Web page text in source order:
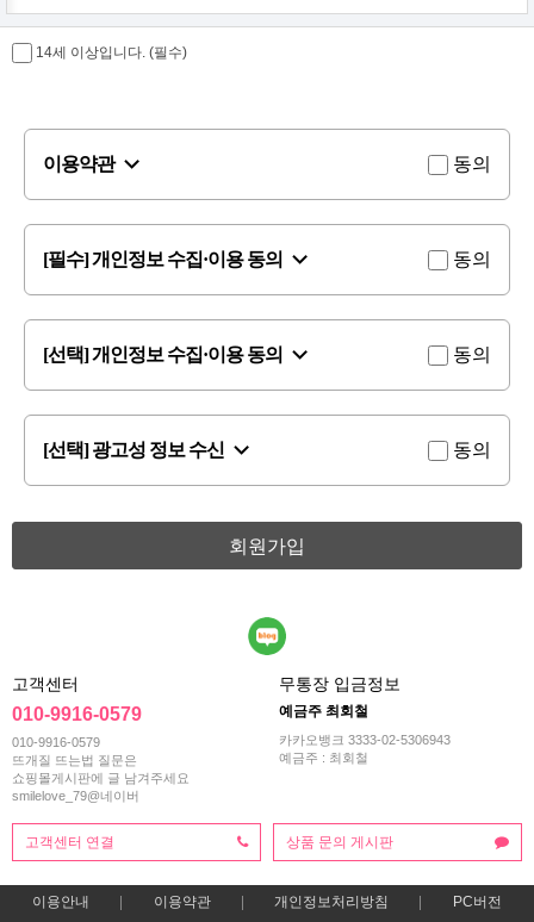
14세 이상입니다. (필수)
이용약관 동의
[필수] 개인정보 수집·이용 동의 동의
[선택] 개인정보 수집·이용 동의 동의
[선택] 광고성 정보 수신 동의
회원가입
고객센터
010-9916-0579
010-9916-0579
뜨개질 뜨는법 질문은
쇼핑몰게시판에 글 남겨주세요
smilelove_79@네이버
무통장 입금정보
예금주 최회철
카카오뱅크 3333-02-5306943
예금주 : 최회철
고객센터 연결 상품 문의 게시판
이용안내 이용약관 개인정보처리방침 PC버전